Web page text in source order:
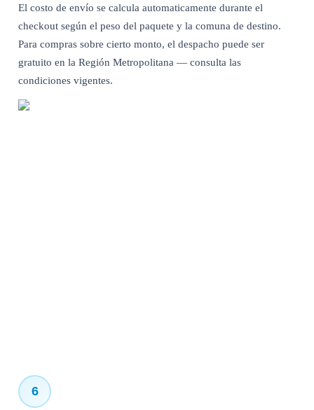
El costo de envío se calcula automaticamente durante el
checkout según el peso del paquete y la comuna de destino.
Para compras sobre cierto monto, el despacho puede ser
gratuito en la Región Metropolitana — consulta las
condiciones vigentes.
6